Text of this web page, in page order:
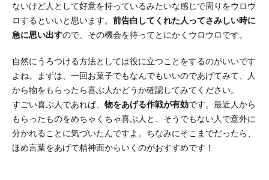
ないけど人として好意を持っているみたいな感じで周りをウロウ
ロするといいと思います。 前告白してくれた人ってさみしい時に
急に思い出すので、その機会を待ってとにかくウロウロです。
自然にうろつける方法としては役に立つことをするのがいいです
よね。まずは、一回お菓子でもなんでもいいのであげてみて、人
から物をもらったら喜ぶ人かどうか確認してみてください。
すごい喜ぶ人であれば、 物をあげる作戦が有効です。最近人から
もらったものをめちゃくちゃ喜ぶ人と、そうでもない人で意外に
分かれることに気づいたんですよ。ちなみにそこまでだったら、
ほめ言葉をあげて精神面からいくのがおすすめです！